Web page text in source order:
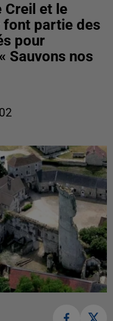
Creil et le
font partie des
pour
Sauvons nos